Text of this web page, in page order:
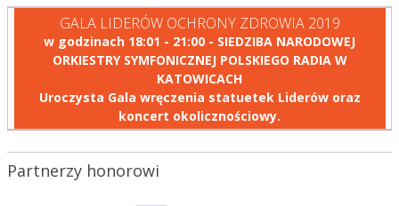
GALA LIDERÓW OCHRONY ZDROWIA 2019
w godzinach 18:01 - 21:00 - SIEDZIBA NARODOWEJ
ORKIESTRY SYMFONICZNEJ POLSKIEGO RADIA W
KATOWICACH
Uroczysta Gala wręczenia statuetek Liderów oraz
koncert okolicznościowy.
Partnerzy honorowi